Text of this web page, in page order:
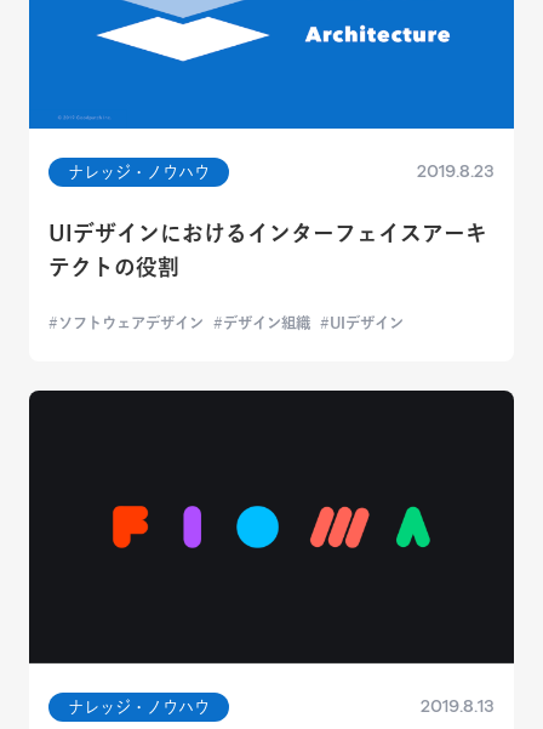
ナレッジ・ノウハウ 2019.8.23
UIデザインにおけるインターフェイスアーキ
テクトの役割
ソフトウェアデザイン デザイン組織 UIデザイン
ナレッジ・ノウハウ 2019.8.13